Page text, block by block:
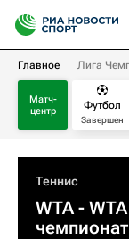
Главное Лига
Матч-
центр
Футбол
Завершен
Теннис
WTA-